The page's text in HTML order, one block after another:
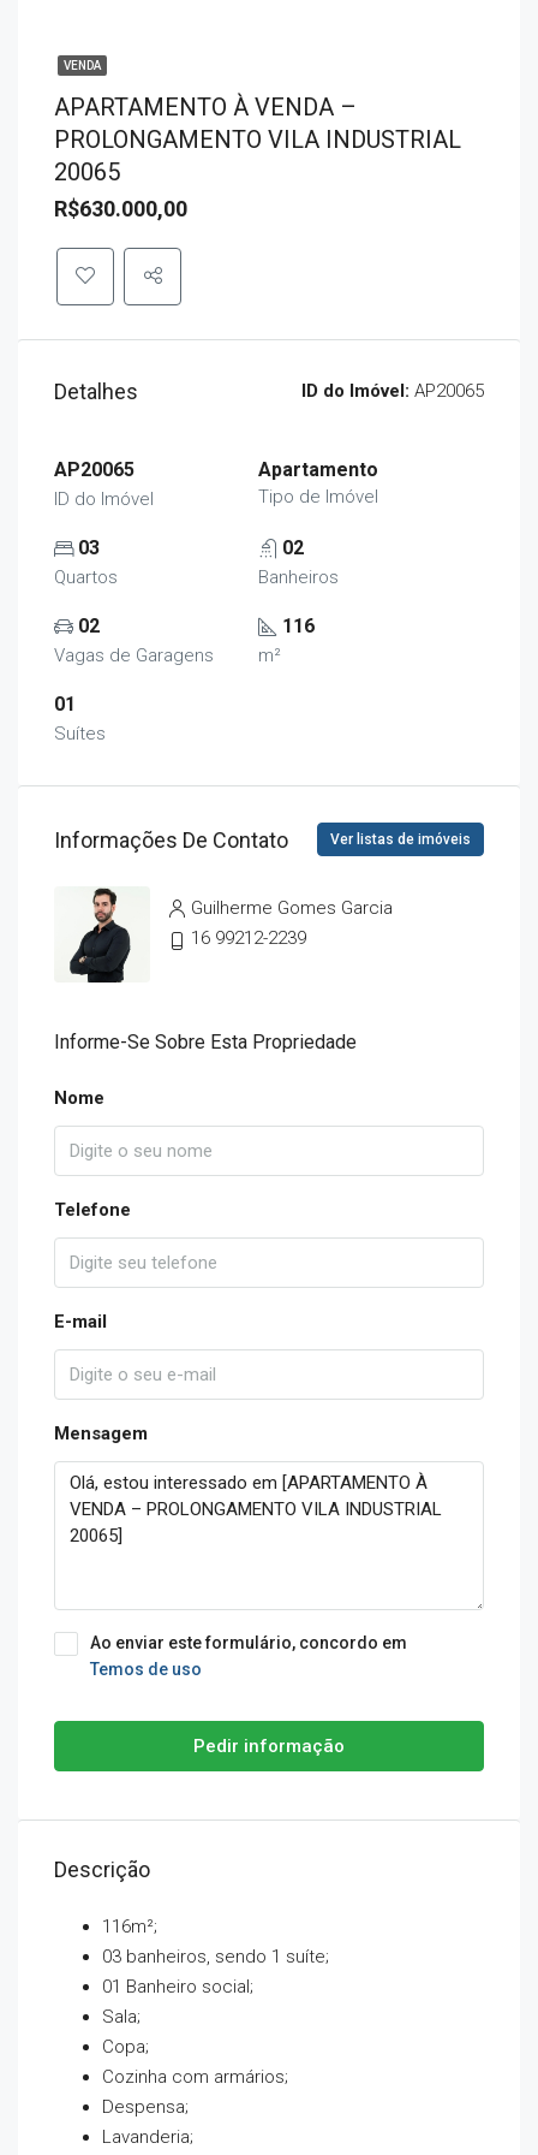
VENDA
APARTAMENTO À VENDA –
PROLONGAMENTO VILA INDUSTRIAL
20065
R$630.000,00
Detalhes ID do Imóvel: AP20065
AP20065
ID do Imóvel
Apartamento
Tipo de Imóvel
03
Quartos
02
Banheiros
02
Vagas de Garagens
116
m²
01
Suítes
Informações De Contato Ver listas de imóveis
Guilherme Gomes Garcia
16 99212-2239
Informe-Se Sobre Esta Propriedade
Nome
Telefone
E-mail
Mensagem
Ao enviar este formulário, concordo em
Temos de uso
Pedir informação
Descrição
116m²;
03 banheiros, sendo 1 suíte;
01 Banheiro social;
Sala;
Copa;
Cozinha com armários;
Despensa;
Lavanderia;